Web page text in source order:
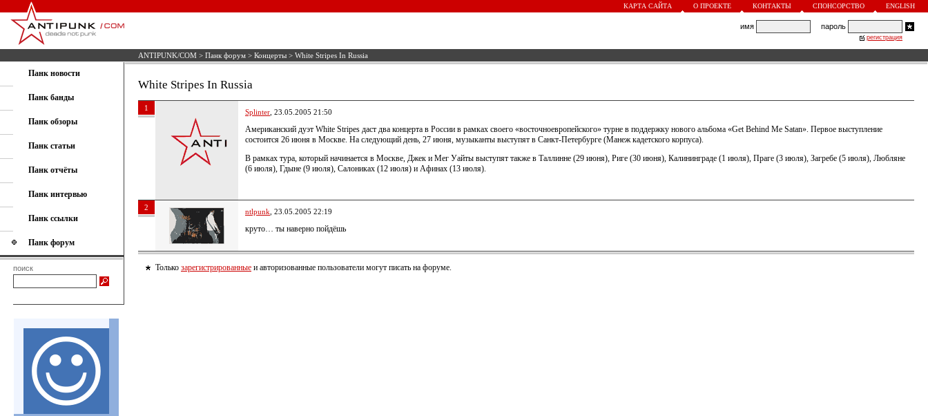
КАРТА САЙТА О ПРОЕКТЕ КОНТАКТЫ СПОНСОРСТВО ENGLISH
имя пароль
регистрация
ANTIPUNK/COM > Панк форум > Концерты > White Stripes In Russia
Панк новости
Панк банды
Панк обзоры
Панк статьи
Панк отчёты
Панк интервью
Панк ссылки
Панк форум
поиск
White Stripes In Russia
1 Splinter , 23.05.2005 21:50
Американский дуэт White Stripes даст два концерта в России в рамках своего «восточноевропейского» турне в поддержку нового альбома «Get Behind Me Satan». Первое выступление
состоится 26 июня в Москве. На следующий день, 27 июня, музыканты выступят в Санкт-Петербурге (Манеж кадетского корпуса).
В рамках тура, который начинается в Москве, Джек и Мег Уайты выступят также в Таллинне (29 июня), Риге (30 июня), Калининграде (1 июля), Праге (3 июля), Загребе (5 июля), Любляне
(6 июля), Гдыне (9 июля), Салониках (12 июля) и Афинах (13 июля).
2 ntlpunk , 23.05.2005 22:19
круто… ты наверно пойдёшь
Только зарегистрированные и авторизованные пользователи могут писать на форуме.